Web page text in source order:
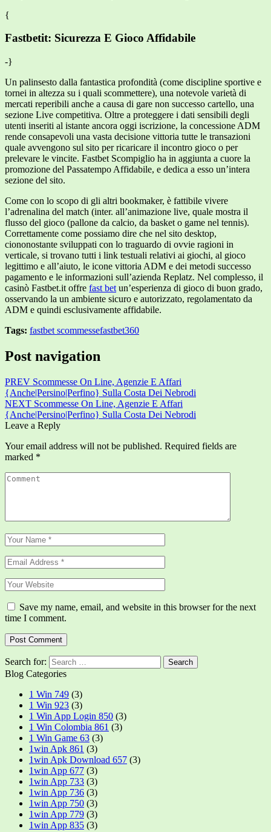
{
Fastbetit: Sicurezza E Gioco Affidabile
-}
Un palinsesto dalla fantastica profondità (come discipline sportive e
tornei in altezza su i quali scommettere), una notevole varietà di
mercati reperibili anche a causa di gare non successo cartello, una
sezione Live competitiva. Oltre a proteggere i dati sensibili degli
utenti inseriti al istante ancora oggi iscrizione, la concessione ADM
rende consapevoli una vasta decisione vittoria tutte le transazioni
quale avvengono sul sito per ricaricare il incontro gioco o per
prelevare le vincite. Fastbet Scompiglio ha in aggiunta a cuore la
promozione del Passatempo Affidabile, e dedica a esso un’intera
sezione del sito.
Come con lo scopo di gli altri bookmaker, è fattibile vivere
l’adrenalina del match (inter. all’animazione live, quale mostra il
flusso del gioco (pallone da calcio, da basket o game nel tennis).
Correttamente come possiamo dire che nel sito desktop,
ciononostante sviluppati con lo traguardo di ovvie ragioni in
verticale, si trovano tutti i link testuali relativi ai giochi, al gioco
legittimo e all’aiuto, le icone vittoria ADM e dei metodi successo
pagamento e le informazioni sull’azienda Replatz. Nel complesso, il
casinò Fastbet.it offre fast bet un’esperienza di gioco di buon grado,
osservando la un ambiente sicuro e autorizzato, regolamentato da
ADM e quindi esclusivamente affidabile.
Tags: fastbet scommessefastbet360
Post navigation
PREV Scommesse On Line, Agenzie E Affari
{Anche|Persino|Perfino} Sulla Costa Dei Nebrodi
NEXT Scommesse On Line, Agenzie E Affari
{Anche|Persino|Perfino} Sulla Costa Dei Nebrodi
Leave a Reply
Your email address will not be published. Required fields are
marked *
Save my name, email, and website in this browser for the next
time I comment.
Search for:
Blog Categories
1 Win 749 (3)
1 Win 923 (3)
1 Win App Login 850 (3)
1 Win Colombia 861 (3)
1 Win Game 63 (3)
1win Apk 861 (3)
1win Apk Download 657 (3)
1win App 677 (3)
1win App 733 (3)
1win App 736 (3)
1win App 750 (3)
1win App 779 (3)
1win App 835 (3)